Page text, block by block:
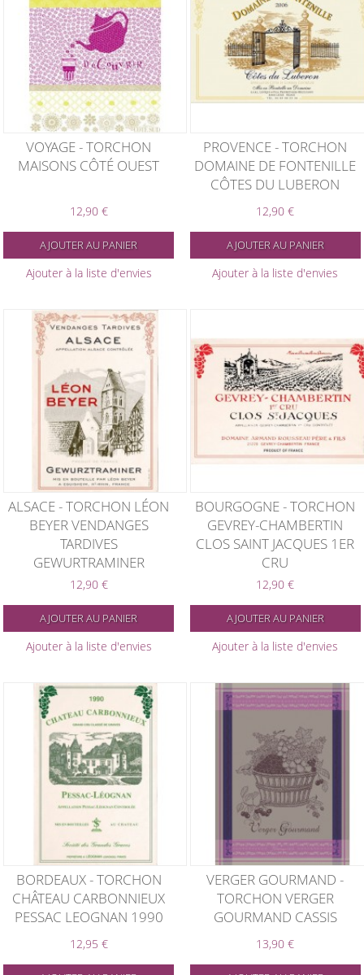
VOYAGE - TORCHON
MAISONS CÔTÉ OUEST
12,90 €
AJOUTER AU PANIER
Ajouter à la liste d'envies
PROVENCE - TORCHON
DOMAINE DE FONTENILLE
CÔTES DU LUBERON
12,90 €
AJOUTER AU PANIER
Ajouter à la liste d'envies
ALSACE - TORCHON LÉON
BEYER VENDANGES
TARDIVES
GEWURTRAMINER
12,90 €
AJOUTER AU PANIER
Ajouter à la liste d'envies
BOURGOGNE - TORCHON
GEVREY-CHAMBERTIN
CLOS SAINT JACQUES 1ER
CRU
12,90 €
AJOUTER AU PANIER
Ajouter à la liste d'envies
BORDEAUX - TORCHON
CHÂTEAU CARBONNIEUX
PESSAC LEOGNAN 1990
12,95 €
VERGER GOURMAND -
TORCHON VERGER
GOURMAND CASSIS
13,90 €